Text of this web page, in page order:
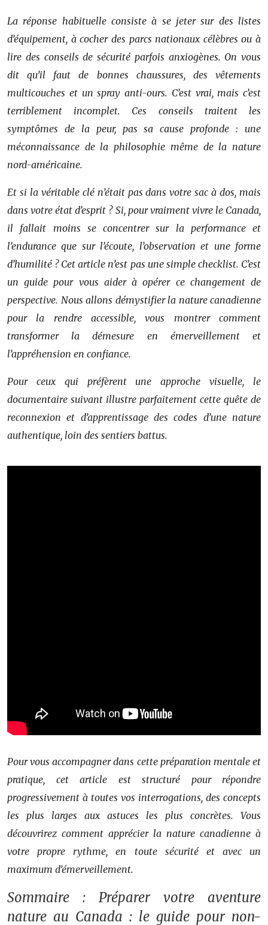
La réponse habituelle consiste à se jeter sur des listes
d’équipement, à cocher des parcs nationaux célèbres ou à
lire des conseils de sécurité parfois anxiogènes. On vous
dit qu’il faut de bonnes chaussures, des vêtements
multicouches et un spray anti-ours. C’est vrai, mais c’est
terriblement incomplet. Ces conseils traitent les
symptômes de la peur, pas sa cause profonde : une
méconnaissance de la philosophie même de la nature
nord-américaine.
Et si la véritable clé n’était pas dans votre sac à dos, mais
dans votre état d’esprit ? Si, pour vraiment vivre le Canada,
il fallait moins se concentrer sur la performance et
l’endurance que sur l’écoute, l’observation et une forme
d’humilité ? Cet article n’est pas une simple checklist. C’est
un guide pour vous aider à opérer ce changement de
perspective. Nous allons démystifier la nature canadienne
pour la rendre accessible, vous montrer comment
transformer la démesure en émerveillement et
l’appréhension en confiance.
Pour ceux qui préfèrent une approche visuelle, le
documentaire suivant illustre parfaitement cette quête de
reconnexion et d’apprentissage des codes d’une nature
authentique, loin des sentiers battus.
Pour vous accompagner dans cette préparation mentale et
pratique, cet article est structuré pour répondre
progressivement à toutes vos interrogations, des concepts
les plus larges aux astuces les plus concrètes. Vous
découvrirez comment apprécier la nature canadienne à
votre propre rythme, en toute sécurité et avec un
maximum d’émerveillement.
Sommaire : Préparer votre aventure
nature au Canada : le guide pour non-